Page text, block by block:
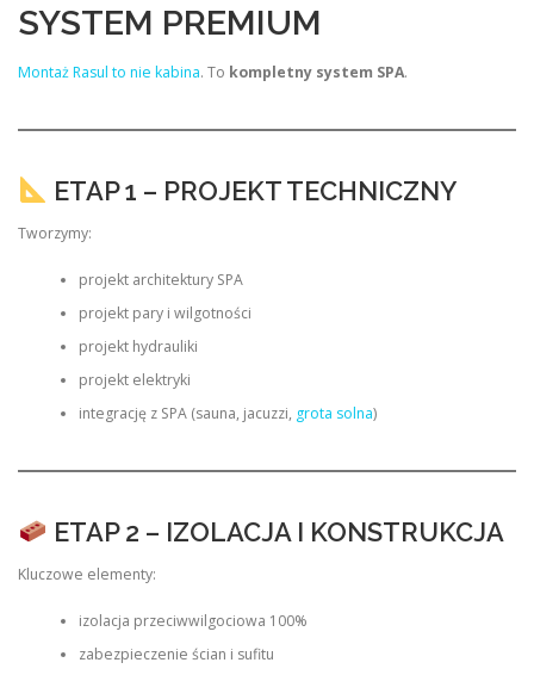
SYSTEM PREMIUM
Montaż Rasul to nie kabina. To kompletny system SPA.
ETAP 1 – PROJEKT TECHNICZNY
Tworzymy:
projekt architektury SPA
projekt pary i wilgotności
projekt hydrauliki
projekt elektryki
integrację z SPA (sauna, jacuzzi, grota solna)
ETAP 2 – IZOLACJA I KONSTRUKCJA
Kluczowe elementy:
izolacja przeciwwilgociowa 100%
zabezpieczenie ścian i sufitu